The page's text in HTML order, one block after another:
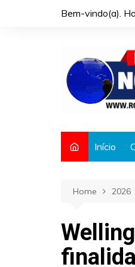
Bem-vindo(a).
Início
Home 2026